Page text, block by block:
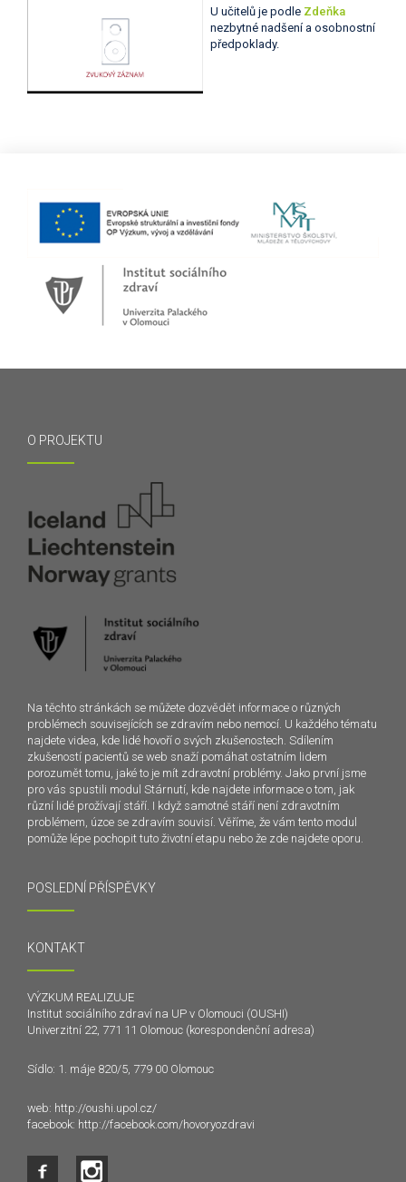
U učitelů je podle Zdeňka
nezbytné nadšení a osobnostní
předpoklady.
O PROJEKTU
Na těchto stránkách se můžete dozvědět informace o různých
problémech souvisejících se zdravím nebo nemocí. U každého tématu
najdete videa, kde lidé hovoří o svých zkušenostech. Sdílením
zkušeností pacientů se web snaží pomáhat ostatním lidem
porozumět tomu, jaké to je mít zdravotní problémy. Jako první jsme
pro vás spustili modul Stárnutí, kde najdete informace o tom, jak
různí lidé prožívají stáří. I když samotné stáří není zdravotním
problémem, úzce se zdravím souvisí. Věříme, že vám tento modul
pomůže lépe pochopit tuto životní etapu nebo že zde najdete oporu.
POSLEDNÍ PŘÍSPĚVKY
KONTAKT
VÝZKUM REALIZUJE
Institut sociálního zdraví na UP v Olomouci (OUSHI)
Univerzitní 22, 771 11 Olomouc (korespondenční adresa)
Sídlo: 1. máje 820/5, 779 00 Olomouc
web: http://oushi.upol.cz/
facebook: http://facebook.com/hovoryozdravi